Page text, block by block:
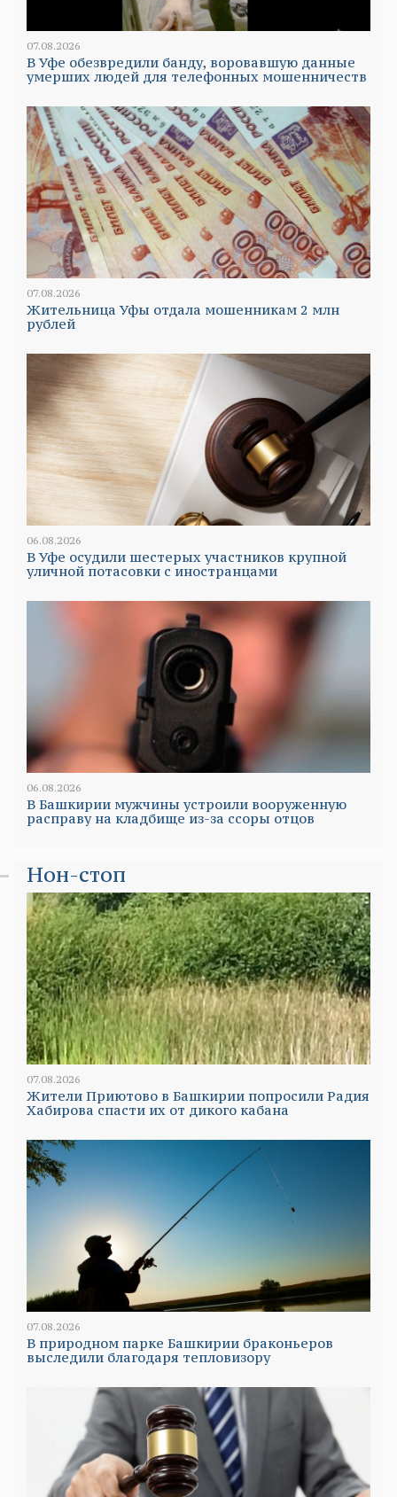
07.08.2026
В Уфе обезвредили банду, воровавшую данные
умерших людей для телефонных мошенничеств
07.08.2026
Жительница Уфы отдала мошенникам 2 млн
рублей
06.08.2026
В Уфе осудили шестерых участников крупной
уличной потасовки с иностранцами
06.08.2026
В Башкирии мужчины устроили вооруженную
расправу на кладбище из-за ссоры отцов
Нон-стоп
07.08.2026
Жители Приютово в Башкирии попросили Радия
Хабирова спасти их от дикого кабана
07.08.2026
В природном парке Башкирии браконьеров
выследили благодаря тепловизору